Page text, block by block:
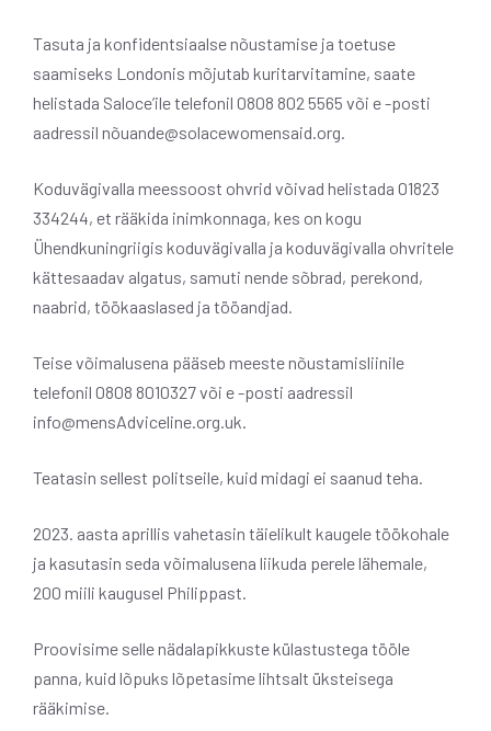
Tasuta ja konfidentsiaalse nõustamise ja toetuse
saamiseks Londonis mõjutab kuritarvitamine, saate
helistada Saloce’ile telefonil 0808 802 5565 või e -posti
aadressil nõuande@solacewomensaid.org.
Koduvägivalla meessoost ohvrid võivad helistada 01823
334244, et rääkida inimkonnaga, kes on kogu
Ühendkuningriigis koduvägivalla ja koduvägivalla ohvritele
kättesaadav algatus, samuti nende sõbrad, perekond,
naabrid, töökaaslased ja tööandjad.
Teise võimalusena pääseb meeste nõustamisliinile
telefonil 0808 8010327 või e -posti aadressil
info@mensAdviceline.org.uk.
Teatasin sellest politseile, kuid midagi ei saanud teha.
2023. aasta aprillis vahetasin täielikult kaugele töökohale
ja kasutasin seda võimalusena liikuda perele lähemale,
200 miili kaugusel Philippast.
Proovisime selle nädalapikkuste külastustega tööle
panna, kuid lõpuks lõpetasime lihtsalt üksteisega
rääkimise.